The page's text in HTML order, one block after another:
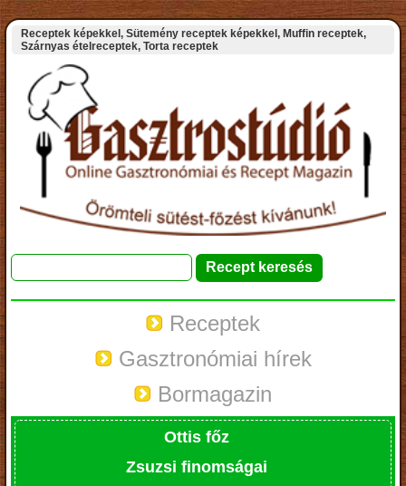
Receptek képekkel, Sütemény receptek képekkel, Muffin receptek,
Szárnyas ételreceptek, Torta receptek
Receptek
Gasztronómiai hírek
Bormagazin
Ottis főz
Zsuzsi finomságai